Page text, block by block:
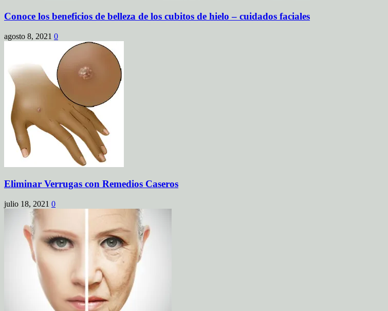
Conoce los beneficios de belleza de los cubitos de hielo – cuidados faciales
agosto 8, 2021 0
Eliminar Verrugas con Remedios Caseros
julio 18, 2021 0